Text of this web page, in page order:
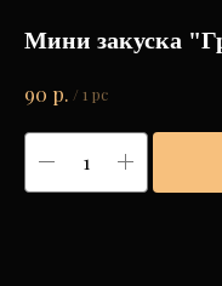
Мини закуска
90 р. / 1 pc